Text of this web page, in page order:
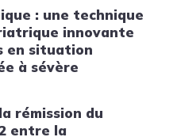
: une technique
innovante
en situation
à sévère
rémission du
entre la